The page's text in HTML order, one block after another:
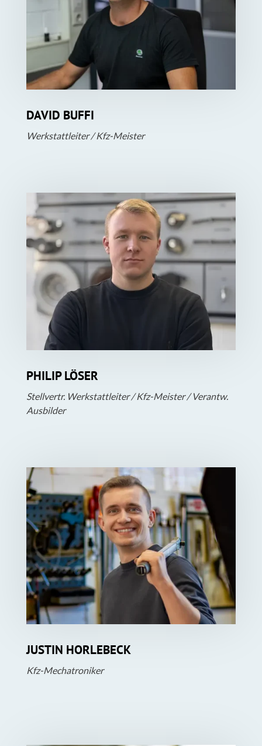
DAVID BUFFI
Werkstattleiter / Kfz-Meister
PHILIP LÖSER
Stellvertr. Werkstattleiter / Kfz-Meister / Verantw.
Ausbilder
JUSTIN HORLEBECK
Kfz-Mechatroniker